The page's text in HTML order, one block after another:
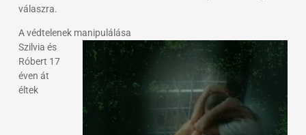
válaszra.
A védtelenek manipulálása
Szilvia és
Róbert 17
éven át
éltek